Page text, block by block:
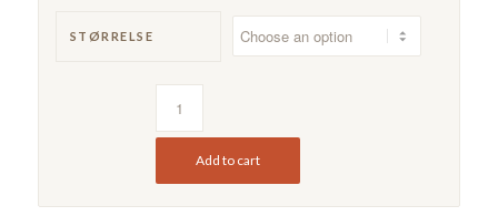
STØRRELSE
Add to cart